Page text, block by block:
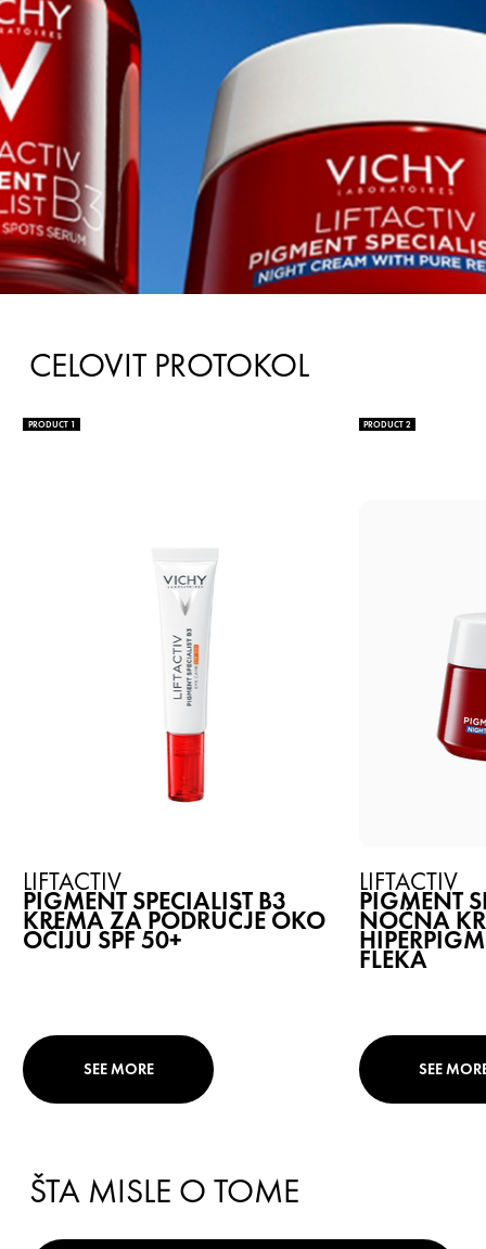
CELOVIT PROTOKOL
PRODUCT 1
LIFTACTIV
PIGMENT SPECIALIST B3
KREMA ZA PODRUČJE OKO
OČIJU SPF 50+
SEE MORE
PRODUCT 2
LIFTACTIV
PIGMENT
NOĆNA
FLEKA
SEE
ŠTA MISLE O TOME